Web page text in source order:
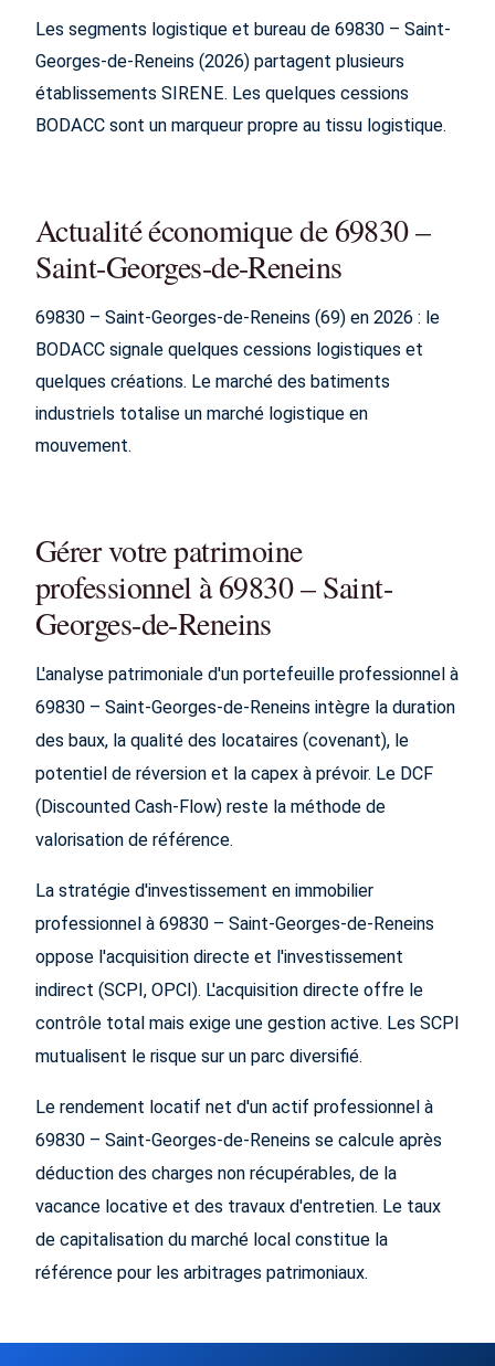
Les segments logistique et bureau de 69830 – Saint-
Georges-de-Reneins (2026) partagent plusieurs
établissements SIRENE. Les quelques cessions
BODACC sont un marqueur propre au tissu logistique.
Actualité économique de 69830 –
Saint-Georges-de-Reneins
69830 – Saint-Georges-de-Reneins (69) en 2026 : le
BODACC signale quelques cessions logistiques et
quelques créations. Le marché des batiments
industriels totalise un marché logistique en
mouvement.
Gérer votre patrimoine
professionnel à 69830 – Saint-
Georges-de-Reneins
L'analyse patrimoniale d'un portefeuille professionnel à
69830 – Saint-Georges-de-Reneins intègre la duration
des baux, la qualité des locataires (covenant), le
potentiel de réversion et la capex à prévoir. Le DCF
(Discounted Cash-Flow) reste la méthode de
valorisation de référence.
La stratégie d'investissement en immobilier
professionnel à 69830 – Saint-Georges-de-Reneins
oppose l'acquisition directe et l'investissement
indirect (SCPI, OPCI). L'acquisition directe offre le
contrôle total mais exige une gestion active. Les SCPI
mutualisent le risque sur un parc diversifié.
Le rendement locatif net d'un actif professionnel à
69830 – Saint-Georges-de-Reneins se calcule après
déduction des charges non récupérables, de la
vacance locative et des travaux d'entretien. Le taux
de capitalisation du marché local constitue la
référence pour les arbitrages patrimoniaux.